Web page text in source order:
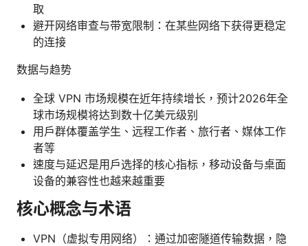
取
避开网络审查与带宽限制：在某些网络下获得更稳定
的连接
数据与趋势
全球 VPN 市场规模在近年持续增长，预计2026年全
球市场规模将达到数十亿美元级别
用户群体覆盖学生、远程工作者、旅行者、媒体工作
者等
速度与延迟是用户选择的核心指标，移动设备与桌面
设备的兼容性也越来越重要
核心概念与术语
VPN（虚拟专用网络）：通过加密隧道传输数据，隐